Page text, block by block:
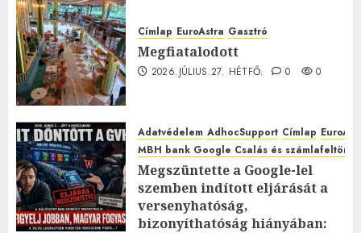
Címlap EuroAstra Gasztró
Megfiatalodott
2026.JÚLIUS.27. HÉTFŐ. 0 0
Adatvédelem AdhocSupport Címlap
MBH bank Google Csalás és
Megszüntette a Google-lel
szemben indított eljárását a
versenyhatóság,
bizonyíthatóság hiányában: